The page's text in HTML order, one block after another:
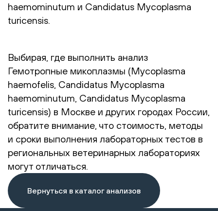
haemominutum и Candidatus Mycoplasma
turicensis.
Выбирая, где выполнить анализ
Гемотропные микоплазмы (Mycoplasma
haemofelis, Candidatus Mycoplasma
haemominutum, Candidatus Mycoplasma
turicensis) в Москве и других городах России,
обратите внимание, что стоимость, методы
и сроки выполнения лабораторных тестов в
региональных ветеринарных лабораториях
могут отличаться.
Вернуться в каталог анализов